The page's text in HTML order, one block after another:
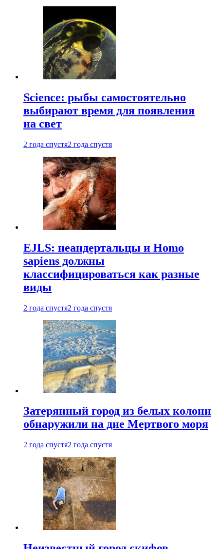
Science: рыбы самостоятельно
выбирают время для появления
на свет
2 года спустя2 года спустя
EJLS: неандертальцы и Homo
sapiens должны
классифицироваться как разные
виды
2 года спустя2 года спустя
Затерянный город из белых колонн
обнаружили на дне Мертвого моря
2 года спустя2 года спустя